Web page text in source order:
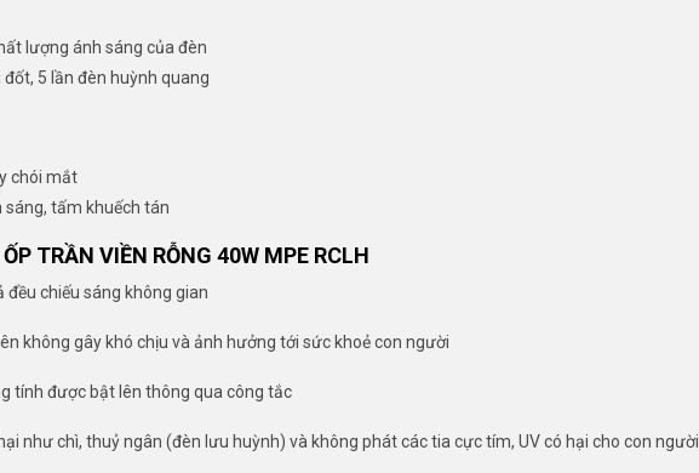
lượng ánh sáng của đèn
5 lần đèn huỳnh quang
chói mắt
tấm khuếch tán
TRẦN VIỀN RỖNG 40W MPE RCLH
đều chiếu sáng không gian
không gây khó chịu và ảnh hưởng tới sức khoẻ con người
tính được bật lên thông qua công tắc
như chì, thuỷ ngân (đèn lưu huỳnh) và không phát các tia cực tím, UV có hại cho con người